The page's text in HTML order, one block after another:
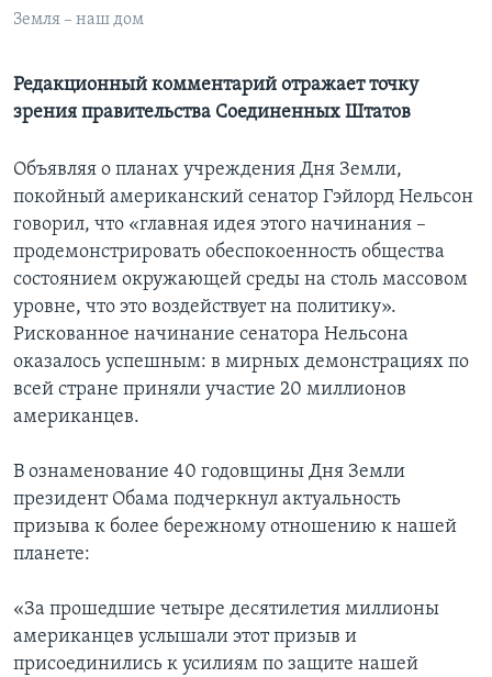
СОЦИАЛЬНЫЕ СЕТИ
Языки
Земля – наш дом
Редакционный комментарий отражает точку
зрения правительства Соединенных Штатов
Объявляя о планах учреждения Дня Земли,
покойный американский сенатор Гэйлорд Нельсон
говорил, что «главная идея этого начинания –
продемонстрировать обеспокоенность общества
состоянием окружающей среды на столь массовом
уровне, что это воздействует на политику».
Рискованное начинание сенатора Нельсона
оказалось успешным: в мирных демонстрациях по
всей стране приняли участие 20 миллионов
американцев.
В ознаменование 40 годовщины Дня Земли
президент Обама подчеркнул актуальность
призыва к более бережному отношению к нашей
планете:
«За прошедшие четыре десятилетия миллионы
американцев услышали этот призыв и
присоединились к усилиям по защите нашей